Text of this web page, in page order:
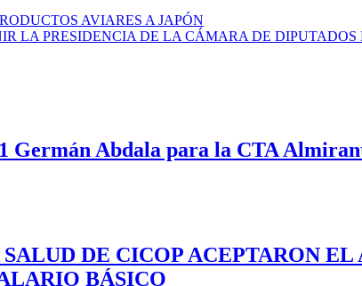
AVIARES A JAPÓN
LA PRESIDENCIA DE LA CÁMARA DE DIPUTADOS
Germán Abdala para la CTA
DE CICOP ACEPTARON
BÁSICO